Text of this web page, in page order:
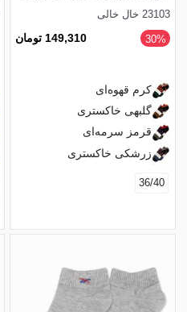
23103 خال خالی
‎30% 149,310 تومان
کرم قهوه‌ای
گلبهی خاکستری
قرمز سرمه‌ای
زرشکی خاکستری
36/40